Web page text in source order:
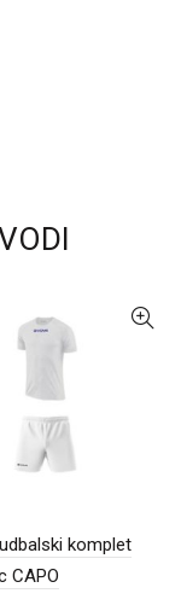
komplet
CAPO